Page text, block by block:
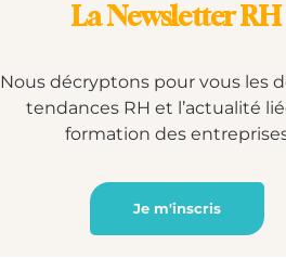
La Newsletter RH
Nous décryptons pour vous les
tendances RH et l’actualité
formation des
Je m'inscris